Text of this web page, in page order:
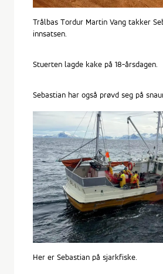
Trålbas Tordur Martin Vang takker
innsatsen.
Stuerten lagde kake på 18-årsdagen.
Sebastian har også prøvd seg på
Her er Sebastian på sjarkfiske.